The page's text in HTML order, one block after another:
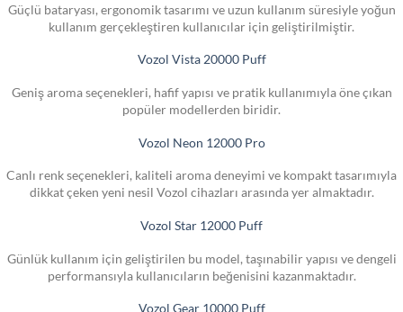
Güçlü bataryası, ergonomik tasarımı ve uzun kullanım süresiyle yoğun
kullanım gerçekleştiren kullanıcılar için geliştirilmiştir.
Vozol Vista 20000 Puff
Geniş aroma seçenekleri, hafif yapısı ve pratik kullanımıyla öne çıkan
popüler modellerden biridir.
Vozol Neon 12000 Pro
Canlı renk seçenekleri, kaliteli aroma deneyimi ve kompakt tasarımıyla
dikkat çeken yeni nesil Vozol cihazları arasında yer almaktadır.
Vozol Star 12000 Puff
Günlük kullanım için geliştirilen bu model, taşınabilir yapısı ve dengeli
performansıyla kullanıcıların beğenisini kazanmaktadır.
Vozol Gear 10000 Puff